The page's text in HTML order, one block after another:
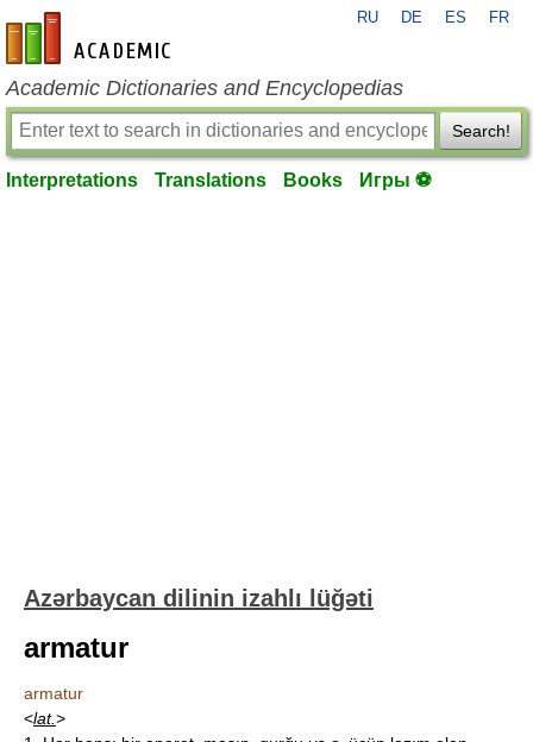
en-academic.com
RU DE ES FR
Academic Dictionaries and Encyclopedias
Search!
Interpretations Translations Books Игры ⚽
Azərbaycan dilinin izahlı lüğəti
armatur
armatur
<lat.>